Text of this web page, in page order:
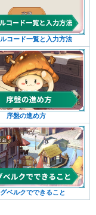
コード一覧と入力方法
序盤の進め方
グベルクでできること